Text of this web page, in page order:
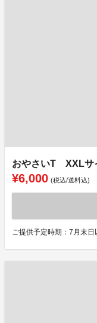
おやさいT XXLサ
¥6,000 (税込/送料込)
ご提供予定時期：7月末